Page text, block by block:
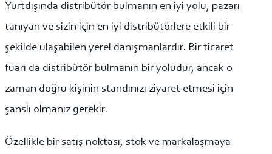
Yurtdışında distribütör bulmanın en iyi yolu, pazarı
tanıyan ve sizin için en iyi distribütörlere etkili bir
şekilde ulaşabilen yerel danışmanlardır. Bir ticaret
fuarı da distribütör bulmanın bir yoludur, ancak o
zaman doğru kişinin standınızı ziyaret etmesi için
şanslı olmanız gerekir.
Özellikle bir satış noktası, stok ve markalaşmaya